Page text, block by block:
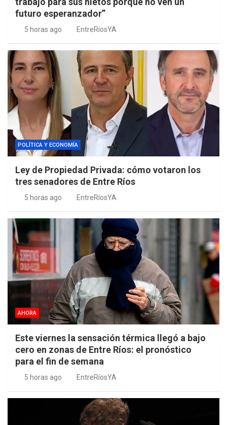
futuro esperanzador”
5 horas ago EntreRíosYA
POLÍTICA Y ECONOMÍA
Ley de Propiedad Privada: cómo votaron los
tres senadores de Entre Ríos
5 horas ago EntreRíosYA
AHORA
Este viernes la sensación térmica llegó a bajo
cero en zonas de Entre Ríos: el pronóstico
para el fin de semana
5 horas ago EntreRíosYA